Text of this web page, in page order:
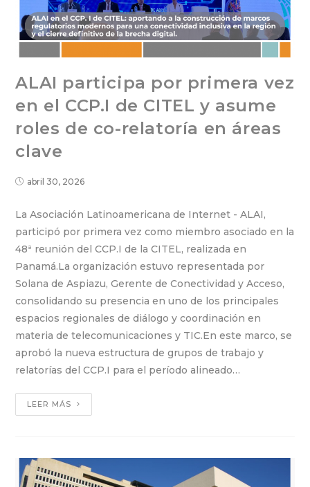
ALAI participa por primera vez
en el CCP.I de CITEL y asume
roles de co-relatoría en áreas
clave
abril 30, 2026
La Asociación Latinoamericana de Internet - ALAI,
participó por primera vez como miembro asociado en la
48ª reunión del CCP.I de la CITEL, realizada en
Panamá.La organización estuvo representada por
Solana de Aspiazu, Gerente de Conectividad y Acceso,
consolidando su presencia en uno de los principales
espacios regionales de diálogo y coordinación en
materia de telecomunicaciones y TIC.En este marco, se
aprobó la nueva estructura de grupos de trabajo y
relatorías del CCP.I para el período alineado…
LEER MÁS